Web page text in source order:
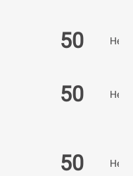
50 Нет
50 Нет
50 Нет